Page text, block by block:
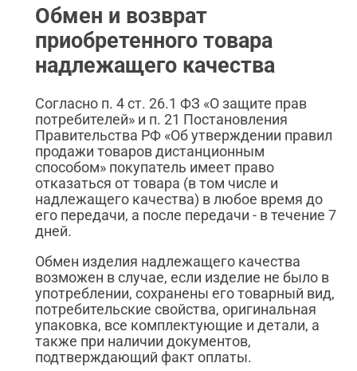
Обмен и возврат
приобретенного товара
надлежащего качества
Согласно п. 4 ст. 26.1 ФЗ «О защите прав
потребителей» и п. 21 Постановления
Правительства РФ «Об утверждении правил
продажи товаров дистанционным
способом» покупатель имеет право
отказаться от товара (в том числе и
надлежащего качества) в любое время до
его передачи, а после передачи - в течение 7
дней.
Обмен изделия надлежащего качества
возможен в случае, если изделие не было в
употреблении, сохранены его товарный вид,
потребительские свойства, оригинальная
упаковка, все комплектующие и детали, а
также при наличии документов,
подтверждающий факт оплаты.